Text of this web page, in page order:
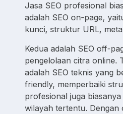
Jasa SEO profesional
adalah SEO on-page,
kunci, struktur URL,
Kedua adalah SEO off-
pengelolaan citra online.
adalah SEO teknis yang
friendly, memperbaiki
profesional juga
wilayah tertentu. Dengan